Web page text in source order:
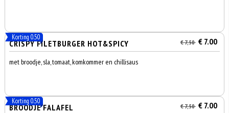
Korting 0.50
CRISPY FILETBURGER HOT&SPICY € 7,50 € 7.00
met broodje, sla, tomaat, komkommer en chillisaus
Korting 0.50
BROODJE FALAFEL € 7,50 € 7.00